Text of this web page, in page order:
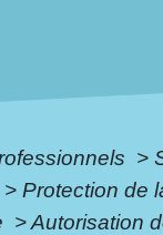
>
> Protection de
>Autorisation